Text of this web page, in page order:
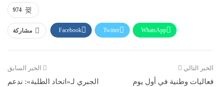
974
مشاركة Facebook Twitter WhatsApp
الخبر السابق
الجبري لـ«اتحاد الطلبة»: ندعم
الخبر التالي
فعاليات وطنية في أول يوم